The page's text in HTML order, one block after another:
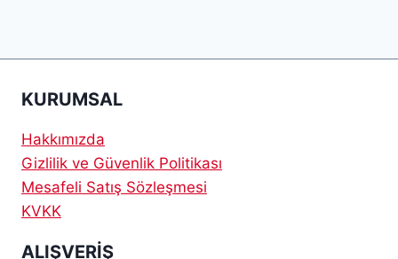
KURUMSAL
Hakkımızda
Gizlilik ve Güvenlik Politikası
Mesafeli Satış Sözleşmesi
KVKK
ALIŞVERİŞ